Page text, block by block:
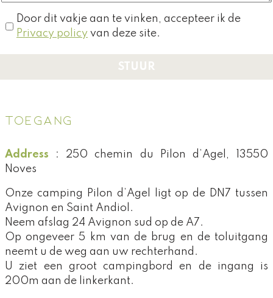
Door dit vakje aan te vinken, accepteer ik de
Privacy policy van deze site.
TOEGANG
Address : 250 chemin du Pilon d’Agel, 13550
Noves
Onze camping Pilon d’Agel ligt op de DN7 tussen
Avignon en Saint Andiol.
Neem afslag 24 Avignon sud op de A7.
Op ongeveer 5 km van de brug en de toluitgang
neemt u de weg aan uw rechterhand.
U ziet een groot campingbord en de ingang is
200m aan de linkerkant.